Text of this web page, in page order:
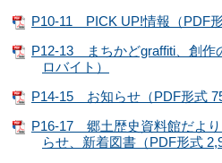
P10-11 PICK UP!情報（PDF形
P12-13 まちかどgraffiti、創作
ロバイト）
P14-15 お知らせ（PDF形式
P16-17 郷土歴史資料館だよ
らせ、新着図書（PDF形式